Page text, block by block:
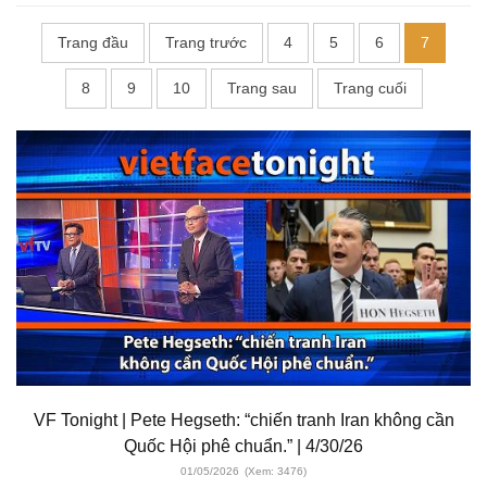
Trang đầu Trang trước 4 5 6 7
8 9 10 Trang sau Trang cuối
VF Tonight | Pete Hegseth: “chiến tranh Iran không cần
Quốc Hội phê chuẩn.” | 4/30/26
01/05/2026 (Xem: 3476)